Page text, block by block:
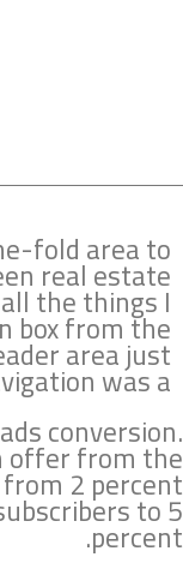
fold area to
real estate
the things I
box from the
area just
was a
conversion.
offer from the
2 percent
to 5
percent.